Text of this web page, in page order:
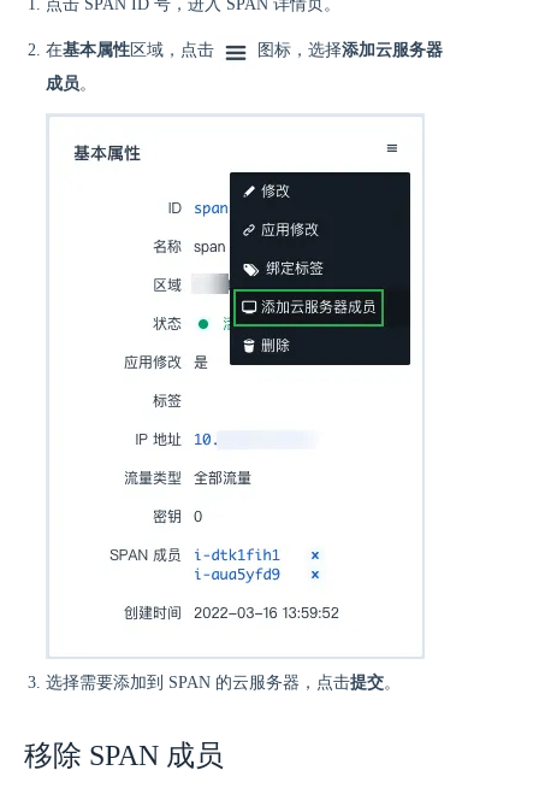
点击 SPAN ID 号，进入 SPAN 详情页。
在基本属性 区域，点击 图标，选择添加云服务器
成员 。
选择需要添加到 SPAN 的云服务器，点击提交。
移除 SPAN 成员